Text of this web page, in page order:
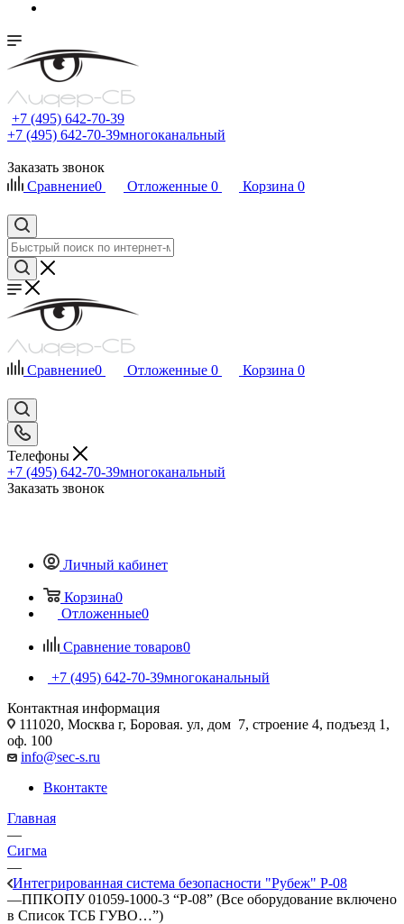
+7 (495) 642-70-39
+7 (495) 642-70-39многоканальный
Заказать звонок
Сравнение0 Отложенные 0 Корзина 0
Сравнение0 Отложенные 0 Корзина 0
Телефоны
+7 (495) 642-70-39многоканальный
Заказать звонок
Личный кабинет
Корзина0
Отложенные0
Сравнение товаров0
+7 (495) 642-70-39многоканальный
Контактная информация
111020, Москва г, Боровая. ул, дом 7, строение 4, подъезд 1,
оф. 100
info@sec-s.ru
Вконтакте
Главная
—
Сигма
—
Интегрированная система безопасности "Рубеж" Р-08
—ППКОПУ 01059-1000-3 “Р-08” (Все оборудование включено
в Список ТСБ ГУВО…”)